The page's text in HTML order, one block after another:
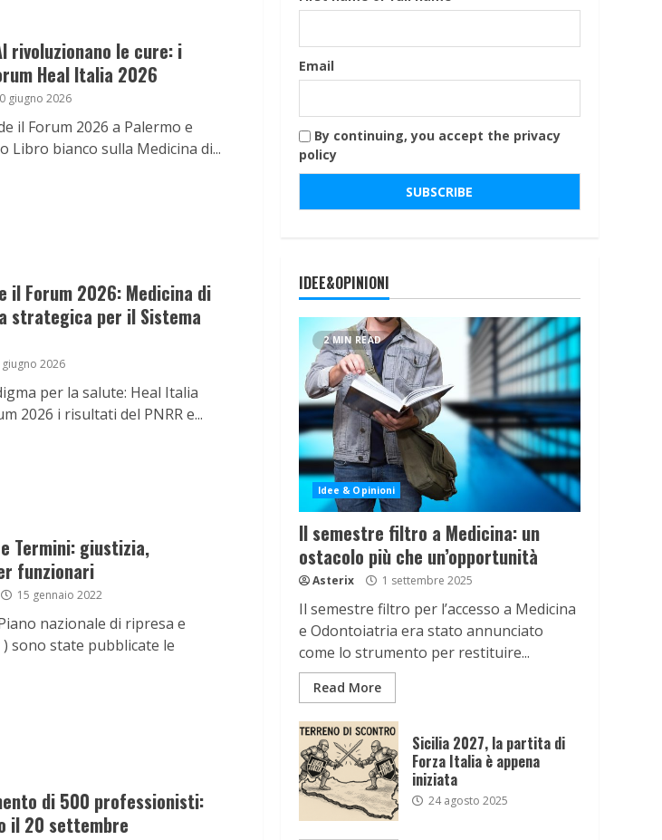
rivoluzionano le cure: i
Heal Italia 2026
giugno 2026
il Forum 2026 a Palermo e
Libro bianco sulla Medicina di...
il Forum 2026: Medicina di
strategica per il Sistema
2026
per la salute: Heal Italia
2026 i risultati del PNRR e...
Termini: giustizia,
funzionari
15 gennaio 2022
nazionale di ripresa e
sono state pubblicate le
di 500 professionisti:
il 20 settembre
Email
By continuing, you accept the privacy
policy
IDEE&OPINIONI
2 MIN READ
Idee & Opinioni
Il semestre filtro a Medicina: un
ostacolo più che un’opportunità
Asterix 1 settembre 2025
Il semestre filtro per l’accesso a Medicina
e Odontoiatria era stato annunciato
come lo strumento per restituire...
Read More
Sicilia 2027, la partita di
Forza Italia è appena
iniziata
24 agosto 2025